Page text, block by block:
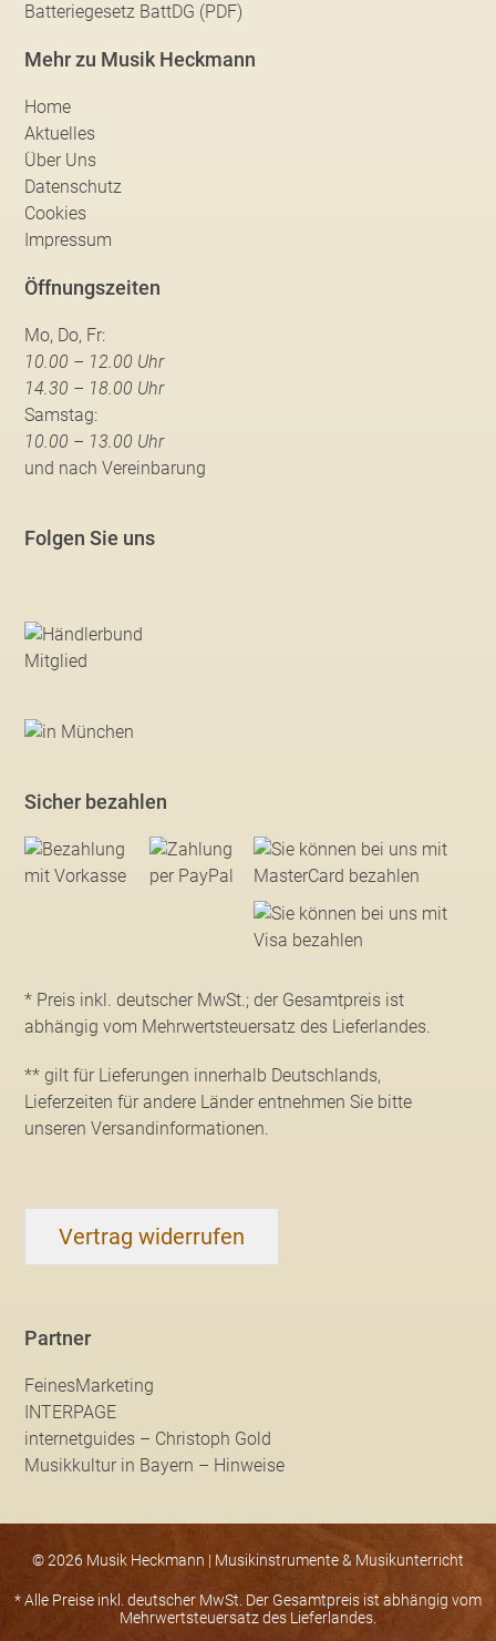
Batteriegesetz BattDG (PDF)
Mehr zu Musik Heckmann
Home
Aktuelles
Über Uns
Datenschutz
Cookies
Impressum
Öffnungszeiten
Mo, Do, Fr:
10.00 – 12.00 Uhr
14.30 – 18.00 Uhr
Samstag:
10.00 – 13.00 Uhr
und nach Vereinbarung
Folgen Sie uns
Sicher bezahlen
* Preis inkl. deutscher MwSt.; der Gesamtpreis ist
abhängig vom Mehrwertsteuersatz des Lieferlandes.
** gilt für Lieferungen innerhalb Deutschlands,
Lieferzeiten für andere Länder entnehmen Sie bitte
unseren Versandinformationen.
Vertrag widerrufen
Partner
FeinesMarketing
INTERPAGE
internetguides – Christoph Gold
Musikkultur in Bayern – Hinweise
© 2026 Musik Heckmann | Musikinstrumente & Musikunterricht
* Alle Preise inkl. deutscher MwSt. Der Gesamtpreis ist abhängig vom
Mehrwertsteuersatz des Lieferlandes.